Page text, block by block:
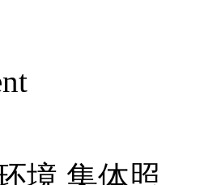
境 集体照